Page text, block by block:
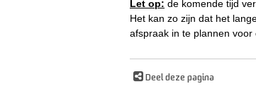
Let op: de komende tijd
Het kan zo zijn dat het
afspraak in te plannen voor
Deel deze pagina